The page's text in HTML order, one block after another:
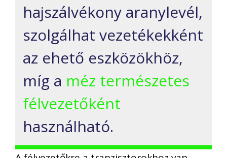
hajszálvékony aranylevél,
szolgálhat vezetékekként
az ehető eszközökhöz,
míg a méz természetes
félvezetőként
használható.